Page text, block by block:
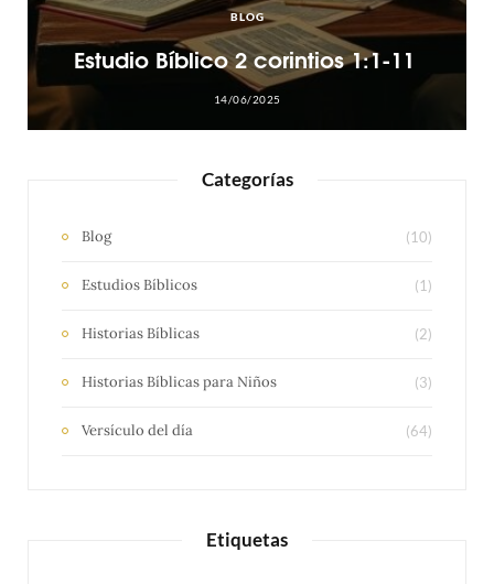
BLOG
Estudio Bíblico 2 corintios 1:1-11
14/06/2025
Categorías
Blog (10)
Estudios Bíblicos (1)
Historias Bíblicas (2)
Historias Bíblicas para Niños (3)
Versículo del día (64)
Etiquetas